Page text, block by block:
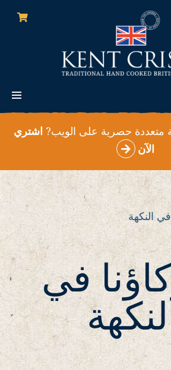
متعددة حصرية على الويب? اشتري
الآن
النكهة
في